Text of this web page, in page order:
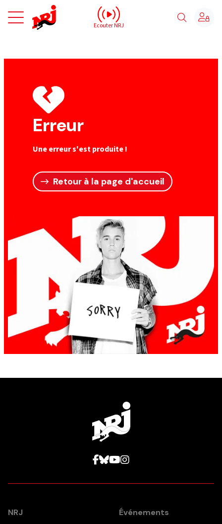
NRJ - Accueil
Ecouter NRJ
Erreur
Une erreur s'est produite !
Retour à la page d'accueil
NRJ Événements